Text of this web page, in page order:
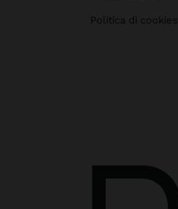
Politica di cookies